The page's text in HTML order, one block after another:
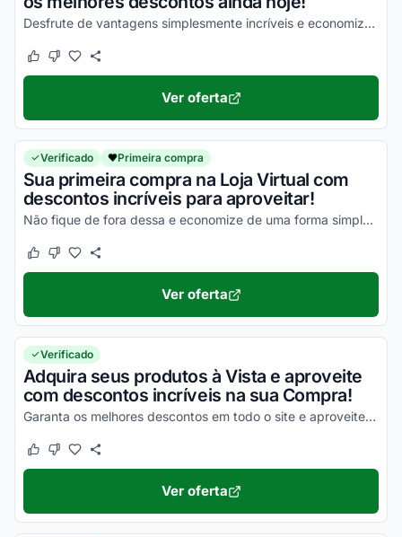
Desfrute de vantagens simplesmente incríveis e economize com facilidade nas suas compras!
Este cupom funcionou
Este cupom não funcionou
Ver oferta
Verificado Primeira compra
Sua primeira compra na Loja Virtual com
descontos incríveis para aproveitar!
Não fique de fora dessa e economize de uma forma simples!
Este cupom funcionou
Este cupom não funcionou
Ver oferta
Verificado
Adquira seus produtos à Vista e aproveite
com descontos incríveis na sua Compra!
Garanta os melhores descontos em todo o site e aproveite com benefícios incríveis!
Este cupom funcionou
Este cupom não funcionou
Ver oferta